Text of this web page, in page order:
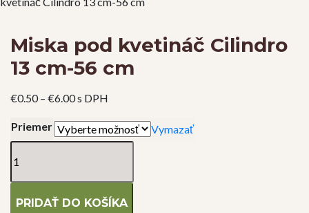
Miska pod kvetináč Cilindro
13 cm-56 cm
€0.50 – €6.00Price
€0.50
s DPH
Priemer
Vymazať
Miska
pod
kvetináč
PRIDAŤ DO KOŠÍKA